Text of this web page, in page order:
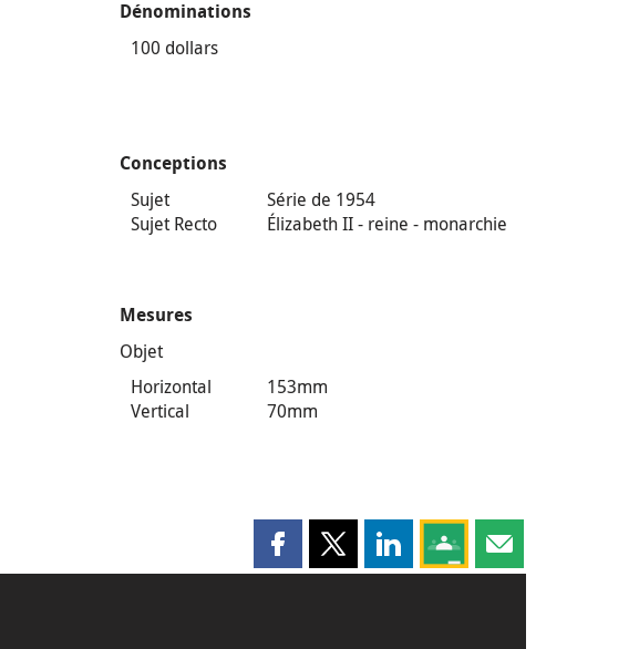
Dénominations
100 dollars
Conceptions
Sujet
Série de 1954
Sujet Recto
Élizabeth II - reine - monarchie
Mesures
Objet
Horizontal
153mm
Vertical
70mm
Partager cette page sur Facebook
Partager cette page sur X
Partager cette page sur
Partagez cette page sur
Partager cette